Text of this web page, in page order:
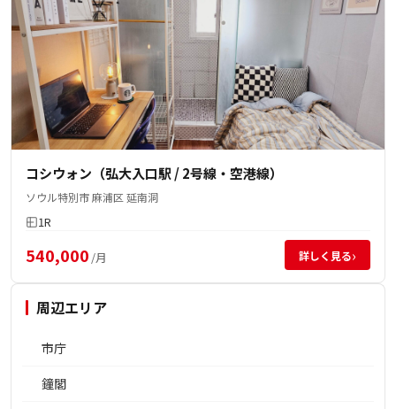
コシウォン（弘大入口駅 / 2号線・空港線）
ソウル特別市 麻浦区 延南洞
1R
540,000 /月 詳しく見る›
周辺エリア
市庁
鐘閣